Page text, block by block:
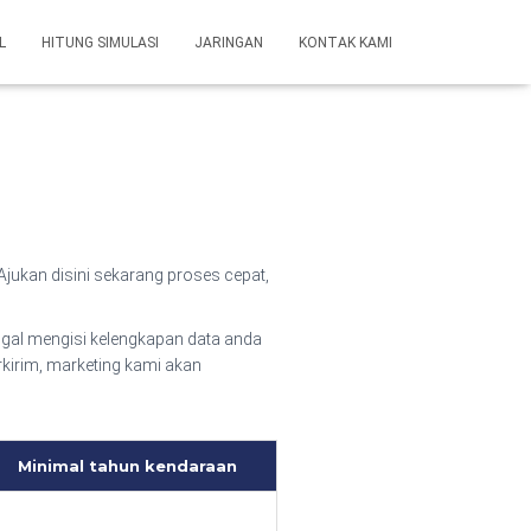
HITUNG SIMULASI JARINGAN KONTAK KAMI
disini sekarang proses cepat,
mengisi kelengkapan data anda
marketing kami akan
Minimal tahun kendaraan